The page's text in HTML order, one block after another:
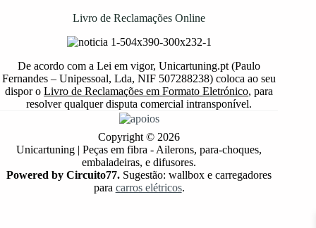
Livro de Reclamações Online
De acordo com a Lei em vigor, Unicartuning.pt (Paulo
Fernandes – Unipessoal, Lda, NIF 507288238) coloca ao seu
dispor oLivro de Reclamações em Formato Eletrónico, para
resolver qualquer disputa comercial intransponível.
Copyright © 2026
Unicartuning | Peças em fibra - Ailerons, para-choques,
embaladeiras, e difusores.
Powered by Circuito77. Sugestão: wallbox e carregadores
para carros elétricos.